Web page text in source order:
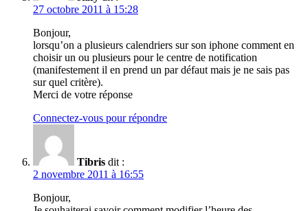
27 octobre 2011 à 15:28
Bonjour,
lorsqu’on a plusieurs calendriers sur son iphone comment en
choisir un ou plusieurs pour le centre de notification
(manifestement il en prend un par défaut mais je ne sais pas
sur quel critère).
Merci de votre réponse
Connectez-vous pour répondre
Tibris dit :
2 novembre 2011 à 16:55
Bonjour,